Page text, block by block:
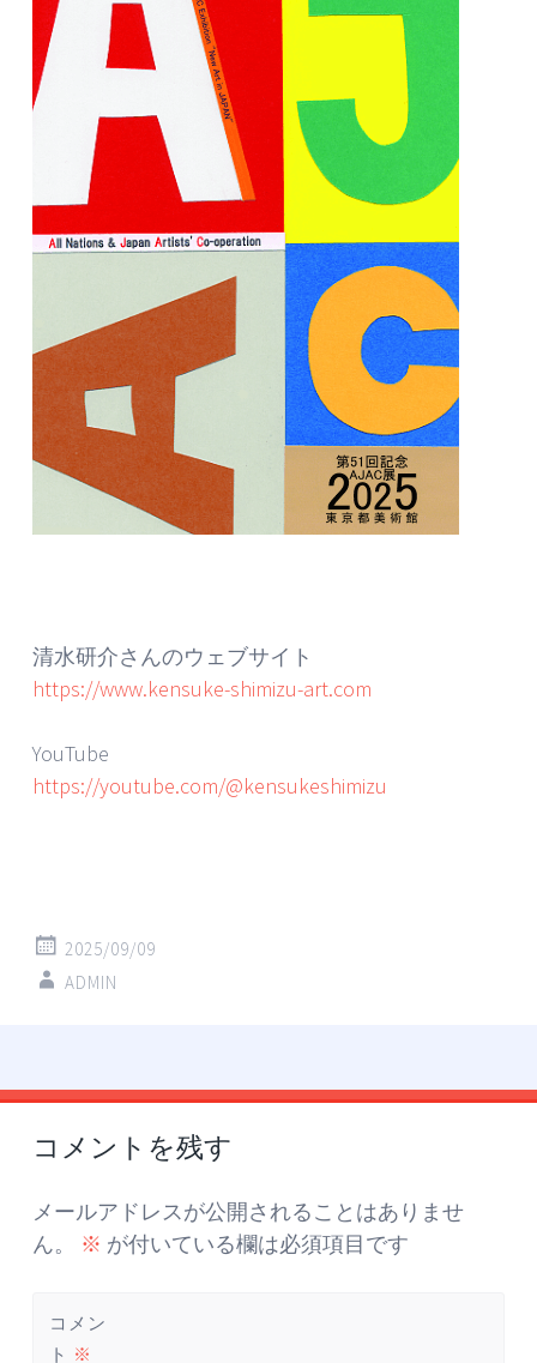
清水研介さんのウェブサイト
https://www.kensuke-shimizu-art.com
YouTube
https://youtube.com/@kensukeshimizu
2025/09/09
ADMIN
投
稿
ナ
ビ
ゲ
ー
シ
ョ
←
コメントを残す
メールアドレスが公開されることはありませ
ん。
※ が付いている欄は必須項目です
コメン
ト ※